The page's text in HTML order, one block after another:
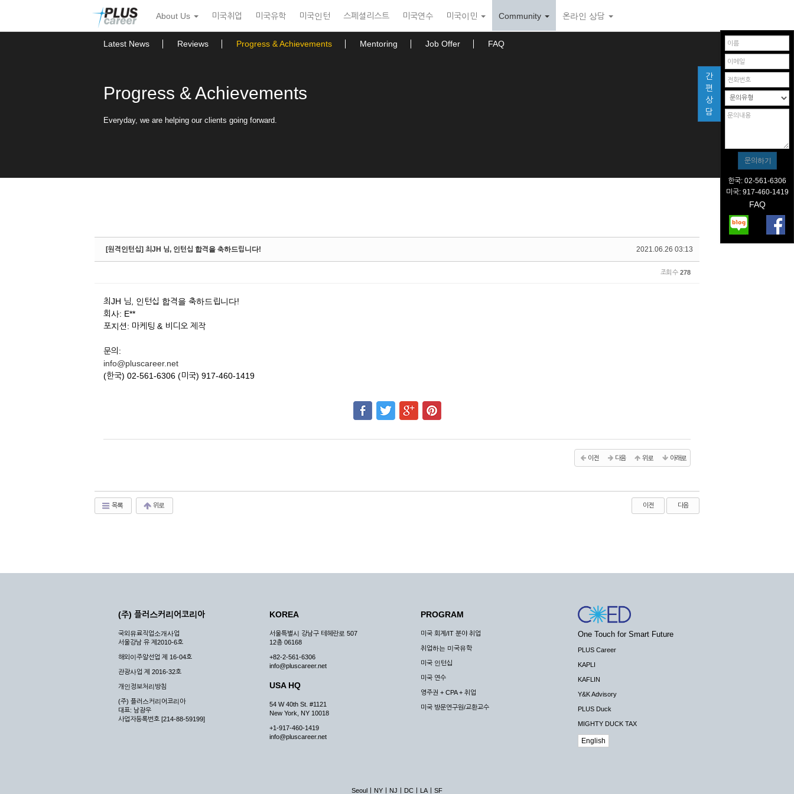
뉴
토
About Us 미국취업 미국유학 미국인턴 스페셜리스트 미국연수 미국이민 Community 온라인 상담
Latest News Reviews Progress & Achievements Mentoring Job Offer FAQ
Progress & Achievements
Everyday, we are helping our clients going forward.
2021.06.26 03:13
[원격인턴십] 최JH 님, 인턴십 합격을 축하드립니다!
조회 수 278
최JH 님, 인턴십 합격을 축하드립니다!
회사: E**
포지션: 마케팅 & 비디오 제작
문의:
info@pluscareer.net
(한국) 02-561-6306 (미국) 917-460-1419
이전 다음 위로 아래로
목록 위로 이전 다음
간
편
상
담
한국: 02-561-6306
미국: 917-460-1419
FAQ
(주) 플러스커리어코리아
국외유료직업소개사업
서울강남 유 제2010-6호
해외이주알선업 제 16-04호
관광사업 제 2016-32호
개인정보처리방침
(주) 플러스커리어코리아
대표: 남광우
사업자등록번호 [214-88-59199]
KOREA
서울특별시 강남구 테헤란로 507
12층 06168
+82-2-561-6306
info@pluscareer.net
USA HQ
54 W 40th St. #1121
New York, NY 10018
+1-917-460-1419
info@pluscareer.net
PROGRAM
미국 회계/IT 분야 취업
취업하는 미국유학
미국 인턴십
미국 연수
영주권 + CPA + 취업
미국 방문연구원/교환교수
One Touch for Smart Future
PLUS Career
KAPLI
KAFLIN
Y&K Advisory
PLUS Duck
MIGHTY DUCK TAX
English
Seoul NY NJ DC LA SF